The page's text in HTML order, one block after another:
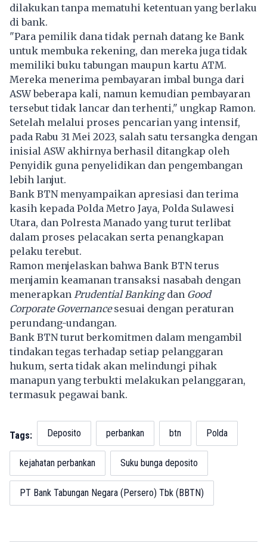
dilakukan tanpa mematuhi ketentuan yang berlaku
di bank.
"Para pemilik dana tidak pernah datang ke Bank
untuk membuka rekening, dan mereka juga tidak
memiliki buku tabungan maupun kartu ATM.
Mereka menerima pembayaran imbal bunga dari
ASW beberapa kali, namun kemudian pembayaran
tersebut tidak lancar dan terhenti," ungkap Ramon.
Setelah melalui proses pencarian yang intensif,
pada Rabu 31 Mei 2023, salah satu tersangka dengan
inisial ASW akhirnya berhasil ditangkap oleh
Penyidik guna penyelidikan dan pengembangan
lebih lanjut.
Bank BTN menyampaikan apresiasi dan terima
kasih kepada Polda Metro Jaya, Polda Sulawesi
Utara, dan Polresta Manado yang turut terlibat
dalam proses pelacakan serta penangkapan
pelaku terebut.
Ramon menjelaskan bahwa Bank BTN terus
menjamin keamanan transaksi nasabah dengan
menerapkan Prudential Bankingdan Good
Corporate Governancesesuai dengan peraturan
perundang-undangan.
Bank BTN turut berkomitmen dalam mengambil
tindakan tegas terhadap setiap pelanggaran
hukum, serta tidak akan melindungi pihak
manapun yang terbukti melakukan pelanggaran,
termasuk pegawai bank.
Tags: Deposito perbankan btn Polda
kejahatan perbankan Suku bunga deposito
PT Bank Tabungan Negara (Persero) Tbk (BBTN)